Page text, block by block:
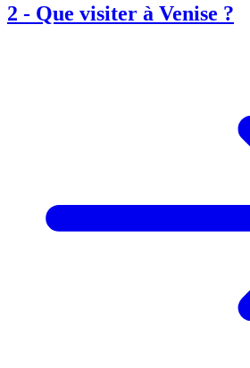
2 - Que visiter à Venise ?